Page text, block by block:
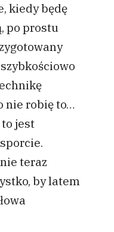
kiedy będę
po prostu
nie robię to…
jest
teraz
by latem